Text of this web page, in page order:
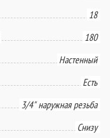
18
180
Настенный
Есть
3/4" наружная резьба
Снизу